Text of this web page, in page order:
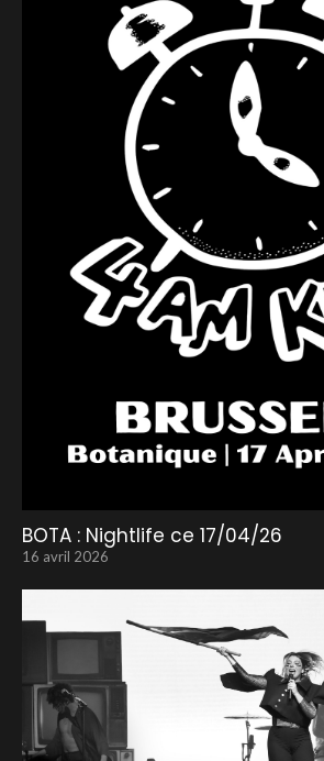
BOTA : Nightlife ce 17/04/26
16 avril 2026